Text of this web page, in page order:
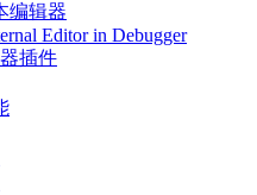
编辑器
Editor in Debugger
插件